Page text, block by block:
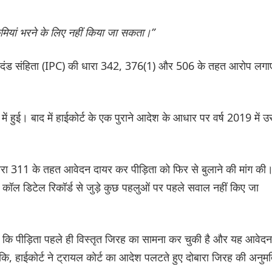
भरने के लिए नहीं किया जा सकता।”
संहिता (IPC) की धारा 342, 376(1) और 506 के तहत आरोप
में हुई। बाद में हाईकोर्ट के एक पुराने आदेश के आधार पर वर्ष 2019 में
311 के तहत आवेदन दायर कर पीड़िता को फिर से बुलाने की मांग
डिटेल रिकॉर्ड से जुड़े कुछ पहलुओं पर पहले सवाल नहीं किए जा
पीड़िता पहले ही विस्तृत जिरह का सामना कर चुकी है और यह आवेदन
हाईकोर्ट ने ट्रायल कोर्ट का आदेश पलटते हुए दोबारा जिरह की